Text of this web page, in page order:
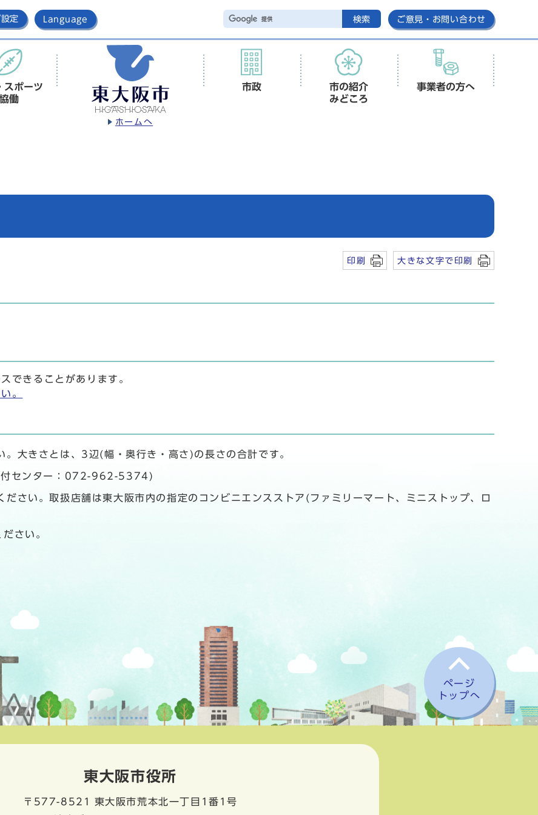
定 Language 検索 ご意見・お問い合わせ
ホームへ
スポーツ
協働
市政
市の紹介
みどころ
事業者の方へ
印刷 大きな文字で印刷
できることがあります。
。
大きさとは、3辺(幅・奥行き・高さ)の長さの合計です。
付センター：072-962-5374)
ださい。取扱店舗は東大阪市内の指定のコンビニエンスストア(ファミリーマート、ミニストップ、ロ
さい。
ページ
トップへ
東大阪市役所
〒577-8521
東大阪市荒本北一丁目1番1号